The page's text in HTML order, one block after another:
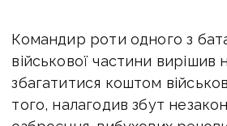
Командир роти одного з
військової частини вирішив
збагатитися коштом
того, налагодив збут